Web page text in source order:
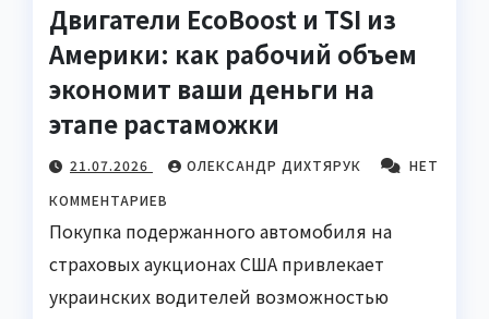
Двигатели EcoBoost и TSI из
Америки: как рабочий объем
экономит ваши деньги на
этапе растаможки
21.07.2026 ОЛЕКСАНДР ДИХТЯРУК
НЕТ
КОММЕНТАРИЕВ
Покупка подержанного автомобиля на
страховых аукционах США привлекает
украинских водителей возможностью